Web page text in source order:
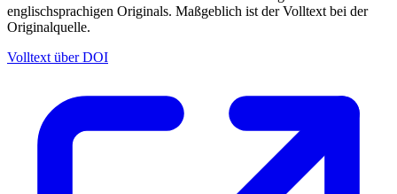
englischsprachigen Originals. Maßgeblich ist der Volltext bei der
Originalquelle.
Volltext über DOI